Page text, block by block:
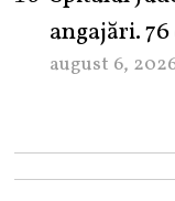
angajări.
august 6,